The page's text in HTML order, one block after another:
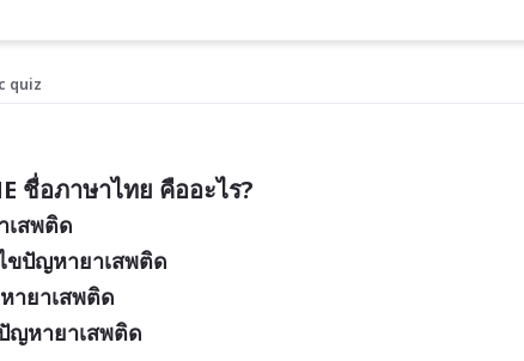
quiz
ชื่อภาษาไทย คืออะไร?
เสพติด
ขปัญหายาเสพติด
ายาเสพติด
ญหายาเสพติด